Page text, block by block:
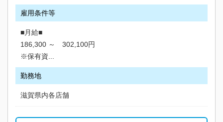
雇用条件等
■月給■
186,300 ～ 302,100円
※保有資...
勤務地
滋賀県内各店舗